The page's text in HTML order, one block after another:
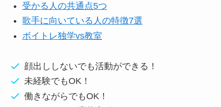
受かる人の共通点5つ
歌手に向いている人の特徴7選
ボイトレ独学vs教室
顔出ししないでも活動ができる！
未経験でもOK！
働きながらでもOK！